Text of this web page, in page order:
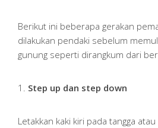
Berikut ini beberapa gerakan
dilakukan pendaki sebelum
gunung seperti dirangkum dari
1. Step up dan step down
Letakkan kaki kiri pada tangga